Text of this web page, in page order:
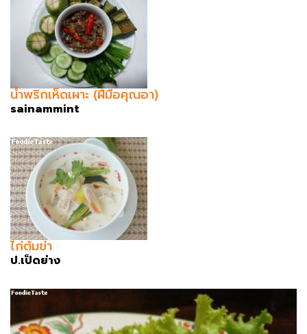
น้ำพริกเห็ดเผาะ (ฝีมือคุณอา)
sainammint
ไก่ต้มข่า
ป.เป็ดย่าง